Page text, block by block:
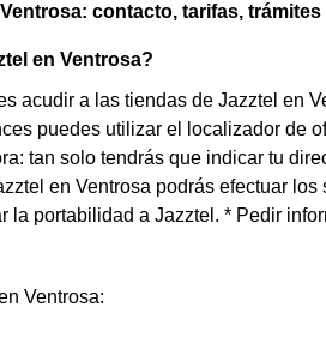
contacto, tarifas, trámites
en Ventrosa?
acudir a las tiendas de Jazztel en
puedes utilizar el localizador de
tan solo tendrás que indicar tu
en Ventrosa podrás efectuar
la portabilidad a Jazztel. * Pedir
Ventrosa: